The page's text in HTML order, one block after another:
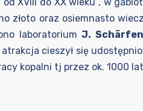
złoto oraz osiemnasto
laboratoriumJ.
cieszył się
kopalni tj przez ok. 1000